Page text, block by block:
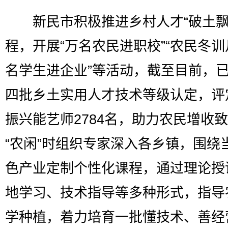
新民市积极推进乡村人才“破土飘
程，开展“万名农民进职校”“农民冬训
名学生进企业”等活动，截至目前，
四批乡土实用人才技术等级认定，
振兴能艺师2784名，助力农民增收
“农闲”时组织专家深入各乡镇，围绕
色产业定制个性化课程，通过理论
地学习、技术指导等多种形式，指
学种植，着力培育一批懂技术、善